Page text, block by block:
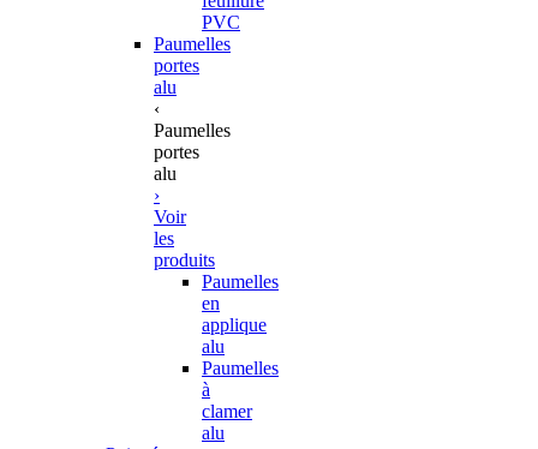
PVC
Paumelles
portes
alu
‹
Paumelles
portes
alu
›
Voir
les
produits
Paumelles
en
applique
alu
Paumelles
à
clamer
alu